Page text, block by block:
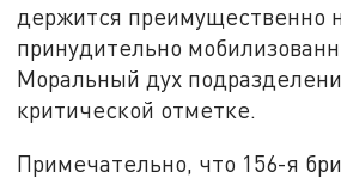
держится преимущественно
принудительно
Моральный дух
критической отметке.
Примечательно, что 156-я